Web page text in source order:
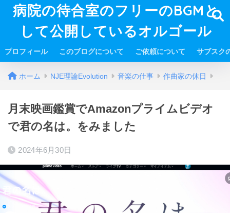
病院の待合室のフリーのBGMと
して公開しているオルゴール
プロフィール このブログについて ご依頼について サブスク
ホーム NJE理論Evolution 音楽の仕事 作曲家の休日
月末映画鑑賞でAmazonプライムビデオ
で君の名は。をみました
2024年6月30日